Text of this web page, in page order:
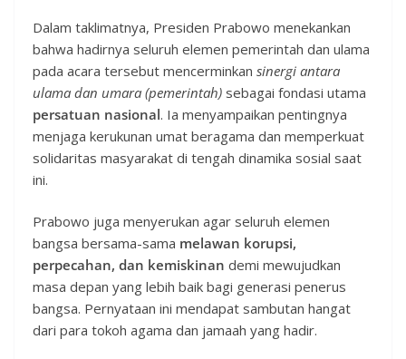
Dalam taklimatnya, Presiden Prabowo menekankan
bahwa hadirnya seluruh elemen pemerintah dan ulama
pada acara tersebut mencerminkan sinergi antara
ulama dan umara (pemerintah) sebagai fondasi utama
persatuan nasional. Ia menyampaikan pentingnya
menjaga kerukunan umat beragama dan memperkuat
solidaritas masyarakat di tengah dinamika sosial saat
ini.
Prabowo juga menyerukan agar seluruh elemen
bangsa bersama-sama melawan korupsi,
perpecahan, dan kemiskinan demi mewujudkan
masa depan yang lebih baik bagi generasi penerus
bangsa. Pernyataan ini mendapat sambutan hangat
dari para tokoh agama dan jamaah yang hadir.